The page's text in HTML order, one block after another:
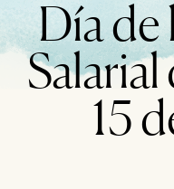
Día de
Salarial
15